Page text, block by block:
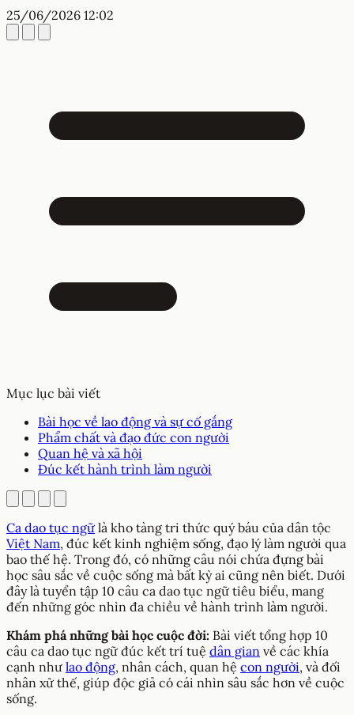
25/06/2026 12:02
Mục lục bài viết
Bài học về lao động và sự cố gắng
Phẩm chất và đạo đức con người
Quan hệ và xã hội
Đúc kết hành trình làm người
Ca dao tục ngữlà kho tàng tri thức quý báu của dân tộc
Việt Nam, đúc kết kinh nghiệm sống, đạo lý làm người qua
bao thế hệ. Trong đó, có những câu nói chứa đựng bài
học sâu sắc về cuộc sống mà bất kỳ ai cũng nên biết. Dưới
đây là tuyển tập 10 câu ca dao tục ngữ tiêu biểu, mang
đến những góc nhìn đa chiều về hành trình làm người.
Khám phá những bài học cuộc đời: Bài viết tổng hợp 10
câu ca dao tục ngữ đúc kết trí tuệ dân gian về các khía
cạnh nhưlao động, nhân cách, quan hệ con người, và đối
nhân xử thế, giúp độc giả có cái nhìn sâu sắc hơn về cuộc
sống.